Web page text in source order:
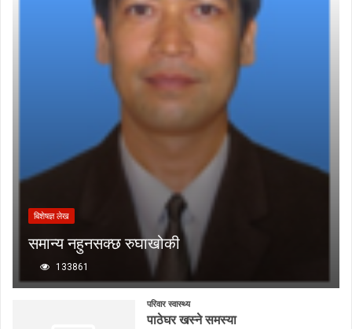
बिशेषज्ञ लेख
समान्य नहुनसक्छ रुघाखोकी
133861
परिवार स्वास्थ्य
पाठेघर खस्ने समस्या